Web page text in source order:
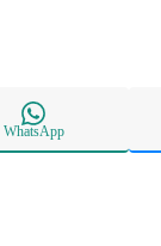
WhatsApp